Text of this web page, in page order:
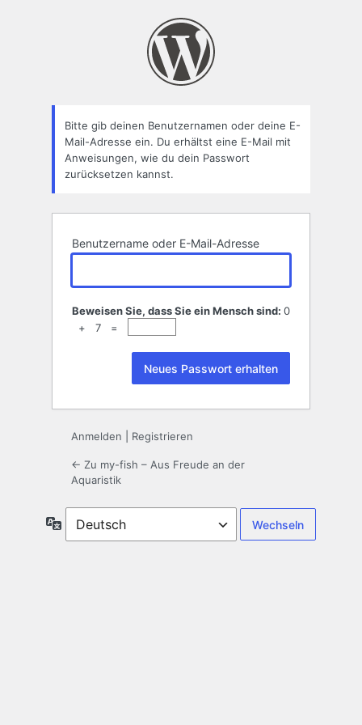
Bitte gib deinen Benutzernamen oder deine E-
Mail-Adresse ein. Du erhältst eine E-Mail mit
Anweisungen, wie du dein Passwort
zurücksetzen kannst.
Benutzername oder E-Mail-Adresse
Beweisen Sie, dass Sie ein Mensch sind: 0
+ 7 =
Anmelden Registrieren
← Zu my-fish – Aus Freude an der
Aquaristik
Sprache